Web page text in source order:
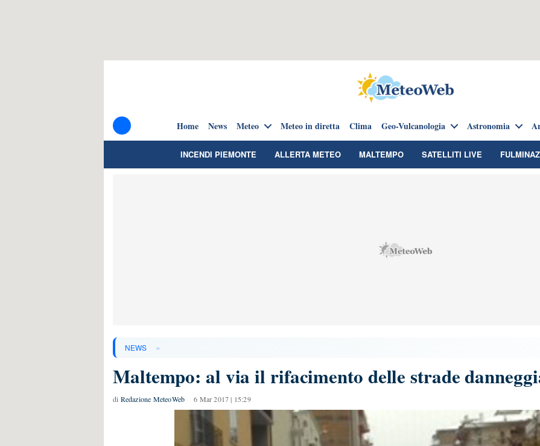
Home News Meteo Meteo in diretta Clima Geo-Vulcanologia Astronomia
INCENDI PIEMONTE ALLERTA METEO MALTEMPO SATELLITI LIVE
NEWS »
Maltempo: al via il rifacimento delle strade
di Redazione MeteoWeb 6 Mar 2017 | 15:29